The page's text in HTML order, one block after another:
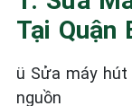
Tại Quận
ü Sửa máy
nguồn